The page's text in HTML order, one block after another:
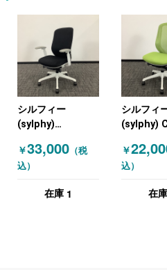
シルフィー
(sylphy)
カムラ
(OKAMURA) 肘付
ホワイト
￥33,000 （税
込）
在庫 1
シルフィ
(sylphy)
ィスチェ
ホワイト
￥
込）
在庫